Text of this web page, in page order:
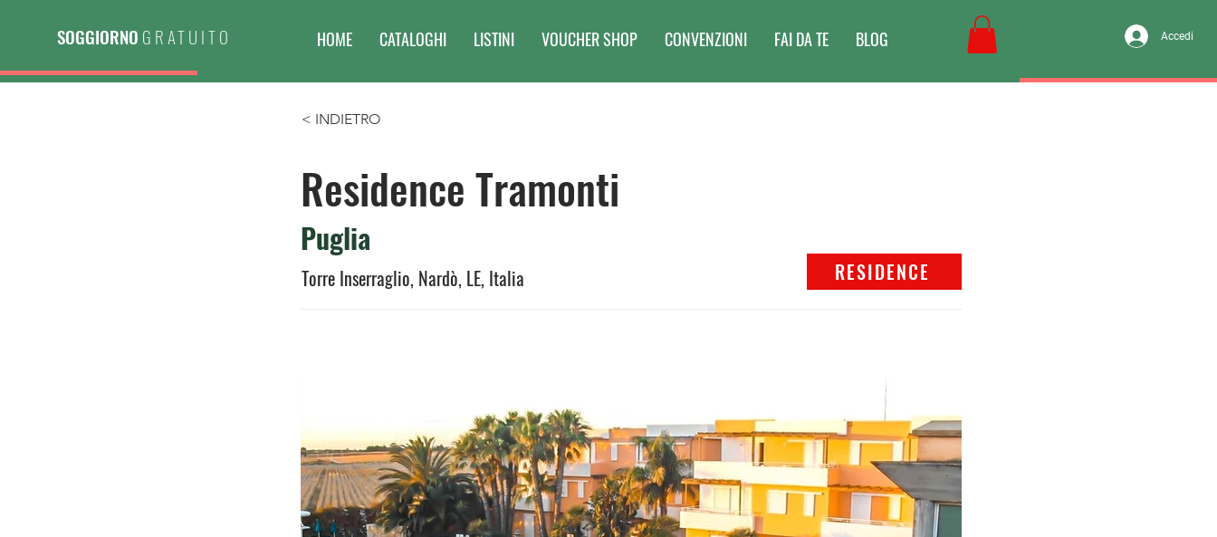
SOGGIORNO GRATUITO HOME CATALOGHI LISTINI VOUCHER SHOP CONVENZIONI FAI DA TE BLOG Accedi
< INDIETRO
Residence Tramonti
Puglia
Torre Inserraglio, Nardò, LE, Italia RESIDENCE